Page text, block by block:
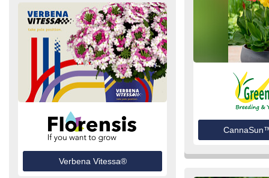
Verbena Vitessa®